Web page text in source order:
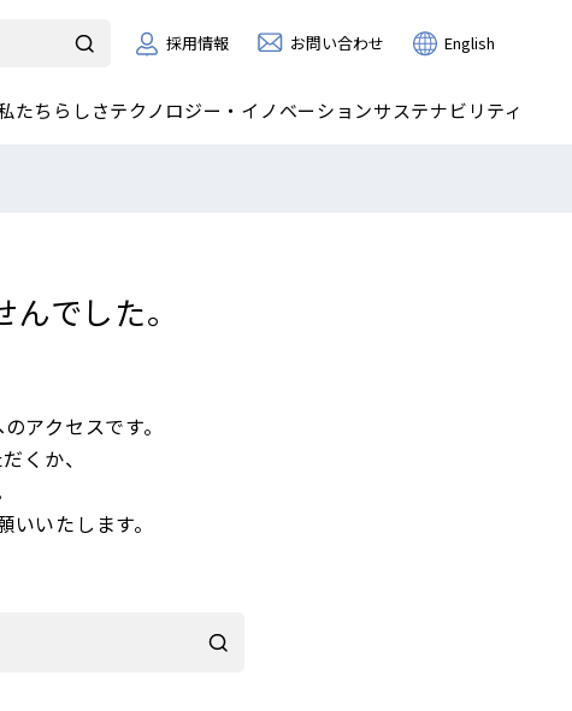
採用情報 お問い合わせ English
たちらしさテクノロジー・イノベーションサステナビリティ
でした。
アクセスです。
くか、
いたします。